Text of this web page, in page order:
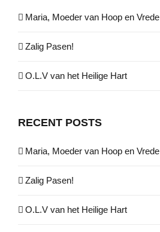
Maria, Moeder van Hoop en Vrede
Zalig Pasen!
O.L.V van het Heilige Hart
RECENT POSTS
Maria, Moeder van Hoop en Vrede
Zalig Pasen!
O.L.V van het Heilige Hart